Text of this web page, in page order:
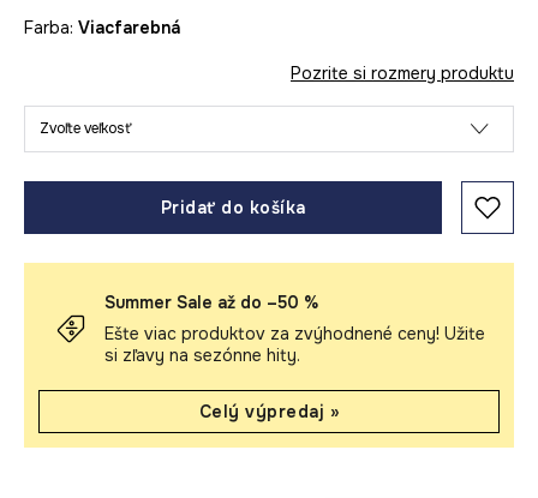
Farba: viacfarebná
Pozrite si rozmery produktu
Zvoľte veľkosť
Pridať do košíka
Summer Sale až do –50 %
Ešte viac produktov za zvýhodnené ceny! Užite
si zľavy na sezónne hity.
Celý výpredaj »